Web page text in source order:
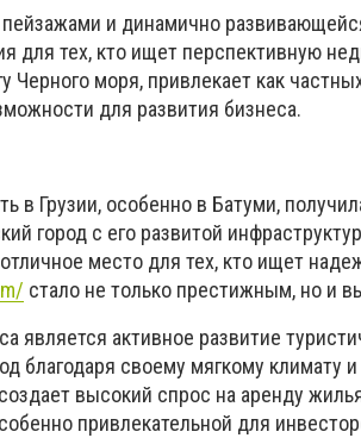
и динамично
для тех, кто ищет перспективную
Черного моря, привлекает как
для развития бизнеса.
в Грузии, особенно в Батуми,
город с его развитой
место для тех, кто ищет
стало не только престижным, но и
является активное развитие
благодаря своему мягкому климату
высокий спрос на аренду
привлекательной для